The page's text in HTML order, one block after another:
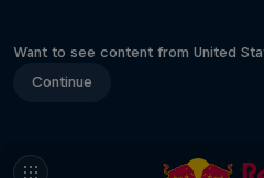
Want to see content from United
Continue